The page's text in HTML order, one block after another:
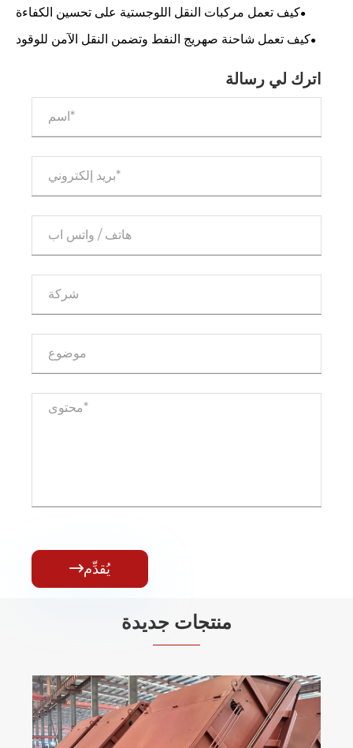
كيف تعمل مركبات النقل اللوجستية على تحسين الكفاءة
وخفض التكاليف في سلاسل التوريد الحديثة
كيف تعمل شاحنة صهريج النفط وتضمن النقل الآمن للوقود
اترك لي رسالة
يُقدِّم
منتجات جديدة
شاحنة صهريج وقود الديزل دونغفنغ رخيصة
10000 لتر 4 × 2 شاحنة صهريج وقود